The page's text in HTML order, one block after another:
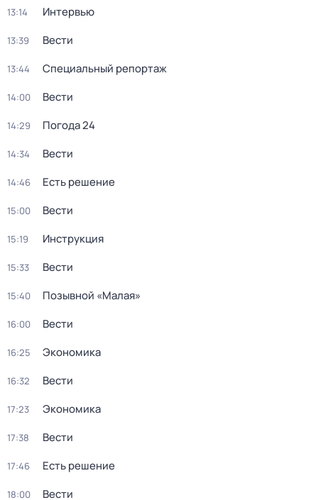
13:14 Интервью
13:39 Вести
13:44 Специальный репортаж
14:00 Вести
14:29 Погода 24
14:34 Вести
14:46 Есть решение
15:00 Вести
15:19 Инструкция
15:33 Вести
15:40 Позывной «Малая»
16:00 Вести
16:25 Экономика
16:32 Вести
17:23 Экономика
17:38 Вести
17:46 Есть решение
18:00 Вести